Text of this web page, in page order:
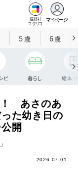
講談社
コクリコ
マイページ
5歳 6歳
ピ 暮らし 絵本・
！ あさのあ
た幼き日の
開
2026.07.01